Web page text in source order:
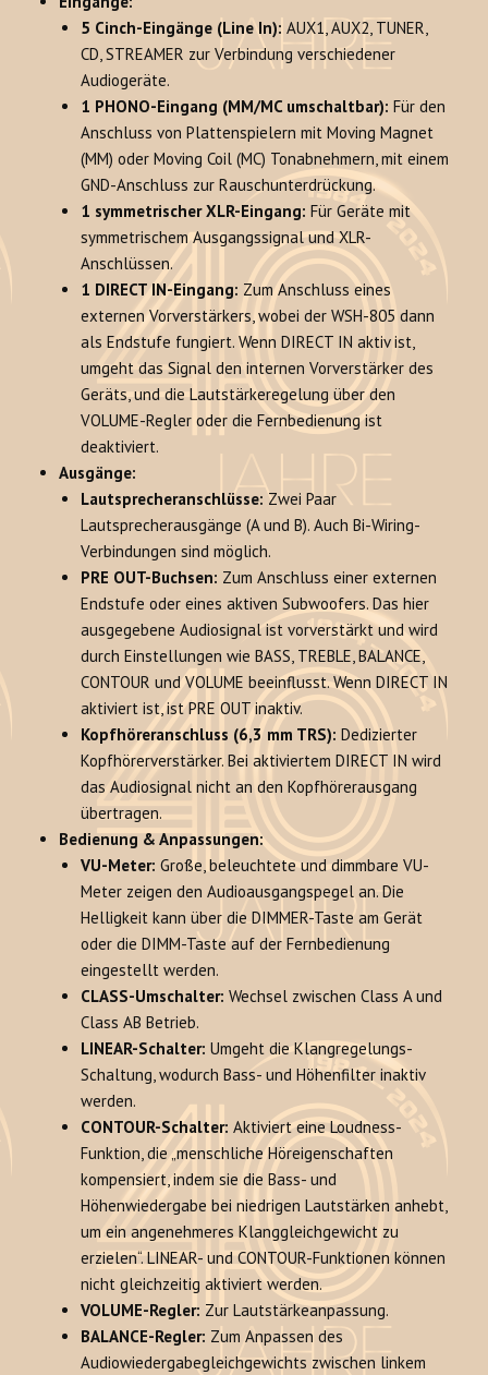
5 Cinch-Eingänge (Line In): AUX1, AUX2, TUNER,
CD, STREAMER zur Verbindung verschiedener
Audiogeräte.
1 PHONO-Eingang (MM/MC umschaltbar): Für den
Anschluss von Plattenspielern mit Moving Magnet
(MM) oder Moving Coil (MC) Tonabnehmern, mit einem
GND-Anschluss zur Rauschunterdrückung.
1 symmetrischer XLR-Eingang: Für Geräte mit
symmetrischem Ausgangssignal und XLR-
Anschlüssen.
1 DIRECT IN-Eingang: Zum Anschluss eines
externen Vorverstärkers, wobei der WSH-805 dann
als Endstufe fungiert. Wenn DIRECT IN aktiv ist,
umgeht das Signal den internen Vorverstärker des
Geräts, und die Lautstärkeregelung über den
VOLUME-Regler oder die Fernbedienung ist
deaktiviert.
Ausgänge:
Lautsprecheranschlüsse: Zwei Paar
Lautsprecherausgänge (A und B). Auch Bi-Wiring-
Verbindungen sind möglich.
PRE OUT-Buchsen: Zum Anschluss einer externen
Endstufe oder eines aktiven Subwoofers. Das hier
ausgegebene Audiosignal ist vorverstärkt und wird
durch Einstellungen wie BASS, TREBLE, BALANCE,
CONTOUR und VOLUME beeinflusst. Wenn DIRECT IN
aktiviert ist, ist PRE OUT inaktiv.
Kopfhöreranschluss (6,3 mm TRS): Dedizierter
Kopfhörerverstärker. Bei aktiviertem DIRECT IN wird
das Audiosignal nicht an den Kopfhörerausgang
übertragen.
Bedienung & Anpassungen:
VU-Meter: Große, beleuchtete und dimmbare VU-
Meter zeigen den Audioausgangspegel an. Die
Helligkeit kann über die DIMMER-Taste am Gerät
oder die DIMM-Taste auf der Fernbedienung
eingestellt werden.
CLASS-Umschalter: Wechsel zwischen Class A und
Class AB Betrieb.
LINEAR-Schalter: Umgeht die Klangregelungs-
Schaltung, wodurch Bass- und Höhenfilter inaktiv
werden.
CONTOUR-Schalter: Aktiviert eine Loudness-
Funktion, die „menschliche Höreigenschaften
kompensiert, indem sie die Bass- und
Höhenwiedergabe bei niedrigen Lautstärken anhebt,
um ein angenehmeres Klanggleichgewicht zu
erzielen“. LINEAR- und CONTOUR-Funktionen können
nicht gleichzeitig aktiviert werden.
VOLUME-Regler: Zur Lautstärkeanpassung.
BALANCE-Regler: Zum Anpassen des
Audiowiedergabegleichgewichts zwischen linkem